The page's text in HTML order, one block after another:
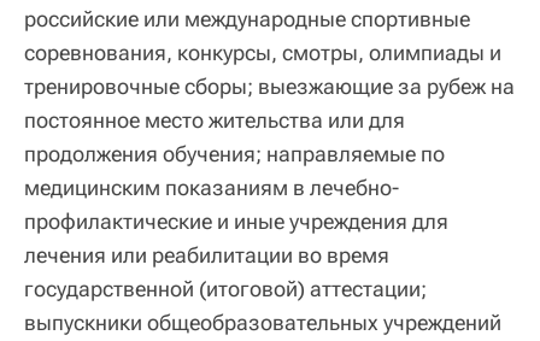
российские или международные спортивные
соревнования, конкурсы, смотры, олимпиады и
тренировочные сборы; выезжающие за рубеж на
постоянное место жительства или для
продолжения обучения; направляемые по
медицинским показаниям в лечебно-
профилактические и иные учреждения для
лечения или реабилитации во время
государственной (итоговой) аттестации;
выпускники общеобразовательных учреждений